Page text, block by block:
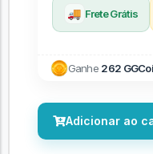
🚚 Frete Grátis
Ganhe 262
Adicionar ao